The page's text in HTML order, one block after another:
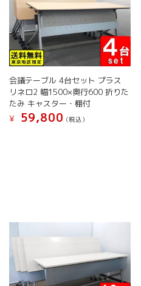
ー
ジ
か
ら
選
択
で
き
ま
す
会議テーブル 4台セット プラス
リネロ2 幅1500×奥行600 折りた
たみ キャスター・棚付
¥
59,800 (税込）